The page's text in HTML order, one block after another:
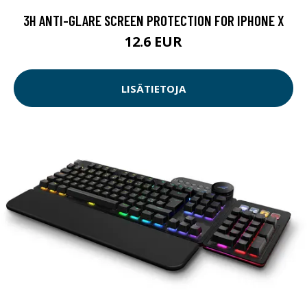
3H ANTI-GLARE SCREEN PROTECTION FOR IPHONE X
12.6 EUR
LISÄTIETOJA